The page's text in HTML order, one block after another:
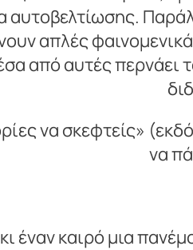
αυτοβελτίωσης.
απλές
από αυτές περνάει
να σκεφτείς»
να
έναν καιρό μια